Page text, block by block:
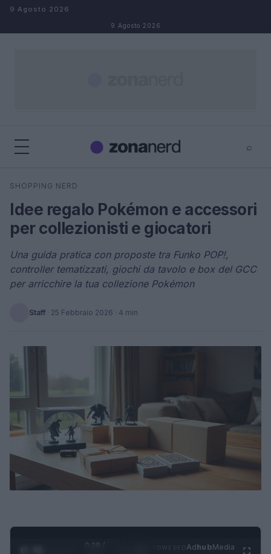
Salta al contenuto
9 Agosto 2026
9 Agosto 2026
⌕
Cerca
SHOPPING NERD
Idee regalo Pokémon e accessori
per collezionisti e giocatori
Una guida pratica con proposte tra Funko POP!,
controller tematizzati, giochi da tavolo e box del GCC
per arricchire la tua collezione Pokémon
Staff · 25 Febbraio 2026 · 4 min
0:29 /
AdhubMedia